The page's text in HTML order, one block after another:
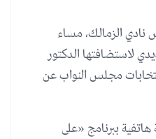
الزمالك، مساء
لاستضافتها الدكتور
مجلس النواب عن
ببرنامج «على